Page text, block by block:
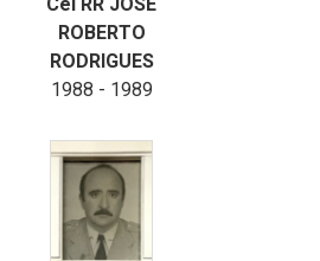
ROBERTO
RODRIGUES
1988 - 1989